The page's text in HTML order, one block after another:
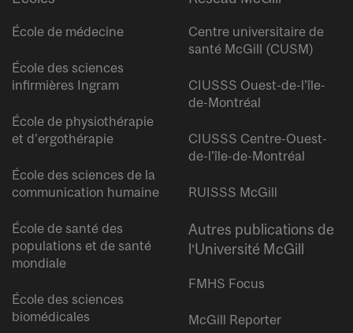
École de médecine
École des sciences
infirmières Ingram
École de physiothérapie
et d’ergothérapie
École des sciences de la
communication humaine
École de santé des
populations et de santé
mondiale
École des sciences
biomédicales
Centre universitaire de
santé McGill (CUSM)
CIUSSS Ouest-de-l’île-
de-Montréal
CIUSSS Centre-Ouest-
de-l’île-de-Montréal
RUISSS McGill
Autres publications de
l’Université McGill
FMHS Focus
McGill Reporter